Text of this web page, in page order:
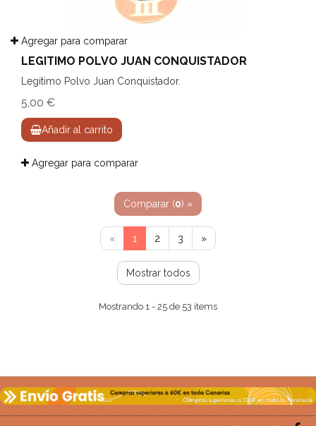
Agregar para comparar
LEGITIMO POLVO JUAN CONQUISTADOR
Legitimo Polvo Juan Conquistador.
5,00 €
Añadir al carrito
Agregar para comparar
Comparar (0) »
« 1 2 3 »
Mostrar todos
Mostrando 1 - 25 de 53 items